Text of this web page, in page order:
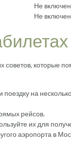
Не включен
Не включен
которые
поездку на
рейсов.
их для
аэропорта в